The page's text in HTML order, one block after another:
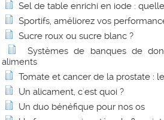
Sel de table enrichi en iode :
Sportifs, améliorez vos
Sucre roux ou sucre blanc ?
Systèmes de banques de
aliments
Tomate et cancer de la prostate :
Un alicament, c'est quoi ?
Un duo bénéfique pour nos os